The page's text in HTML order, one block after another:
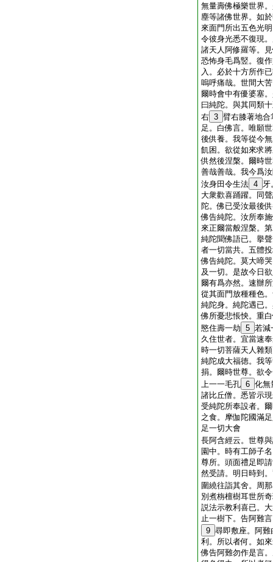
無量壽佛極樂世界
塵等諸佛世界。如
來面門所出五色光
令彼身光悉不復現
諸天人阿修羅等。
恐怖身毛爲竪。復
入。必於十方所作
嗚呼痛哉。世間大
爾時會中有優婆塞
曰純陀。與其同類
右 3 臂右膝著地合
足。白佛言。唯願
後供養。我等從今
飢困。欲從如來求
供然後涅槃。爾時
善哉善哉。我今爲
汝身田令生法 4 牙
大衆歡喜踊躍。同
陀。佛已受汝最後
佛告純陀。汝所奉
來正爾當般涅槃。
純陀聞佛語已。擧
者一切當共。五體
佛告純陀。莫大啼
及一切。是故今日
爾有爲亦然。速辦
從其面門放種種色
純陀身。純陀遇已
佛所憂悲悵怏。重
愍住壽一劫 5 若減
久住世者。宜當速
時一切菩薩天人雜
純陀成大福徳。我
捐。爾時世尊。欲
上一一毛孔 6 化無
諸比丘僧。悉皆示
受純陀所奉設者。
之食。摩伽陀國滿
足一切大會
長阿含經云。世尊
園中。時有工師子
尊所。頭面禮足即
然受請。明日時到
圍繞往詣其舍。周
別煮栴檀樹耳世所
説法示教利喜已。
止一樹下。告阿難
9 尋即敷座。阿
利。所以者何。如
佛告阿難勿作是言